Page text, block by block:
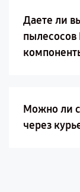
Даете ли
Можно ли
через